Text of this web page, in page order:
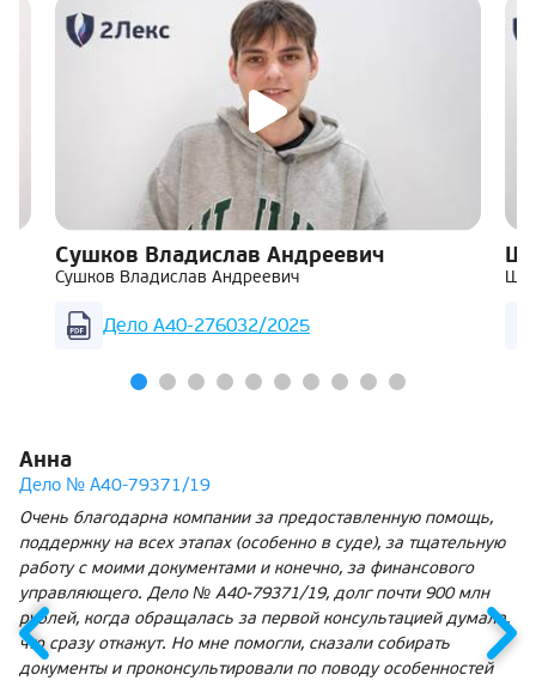
Сушков Владислав Андреевич
Сушков Владислав Андреевич
Дело А40-276032/2025
Анна
Дело № А40-79371/19
Очень благодарна компании за предоставленную помощь,
поддержку на всех этапах (особенно в суде), за тщательную
работу с моими документами и конечно, за финансового
управляющего. Дело № А40-79371/19, долг почти 900 млн
рублей, когда обращалась за первой консультацией думала,
что сразу откажут. Но мне помогли, сказали собирать
документы и проконсультировали по поводу особенностей